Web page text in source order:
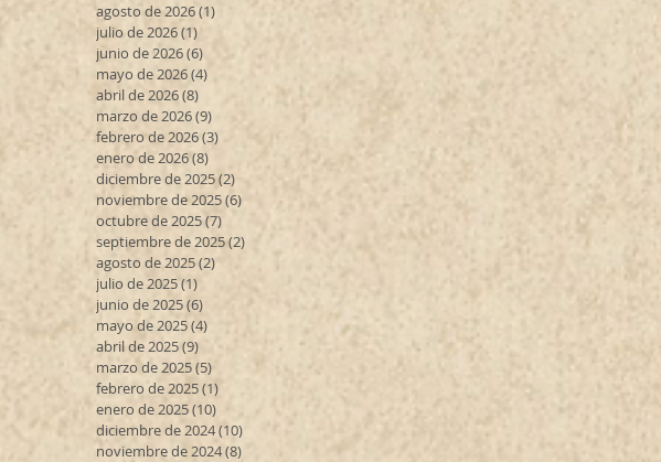
agosto de 2026(1)
julio de 2026(1)
junio de 2026(6)
mayo de 2026(4) 4 entradas
abril de 2026(8)
marzo de 2026(9)
febrero de 2026(3) 3 entradas
enero de 2026(8)
diciembre de 2025(2) 2 entradas
noviembre de 2025(6) 6 entradas
octubre de 2025(7)
septiembre de 2025(2) 2 entradas
agosto de 2025(2)
julio de 2025(1) 1 entrada
junio de 2025(6) 6 entradas
mayo de 2025(4)
abril de 2025(9) 9 entradas
marzo de 2025(5)
febrero de 2025(1)
enero de 2025(10) 10 entradas
diciembre de 2024(10)
noviembre de 2024(8)